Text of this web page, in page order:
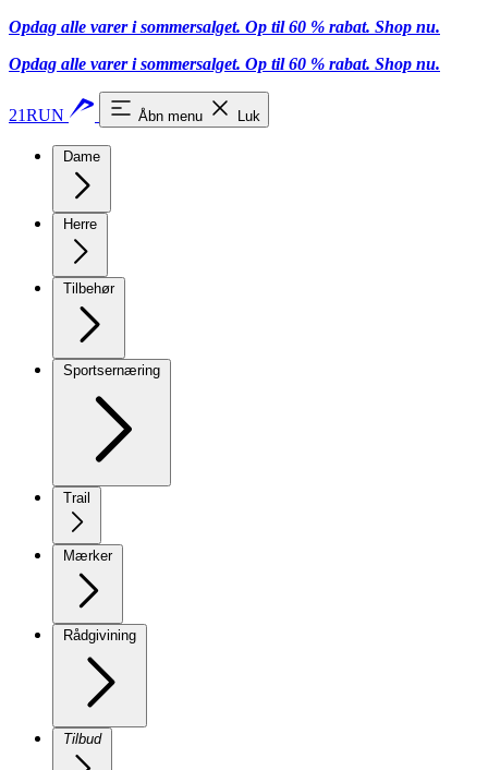
Opdag alle varer i sommersalget. Op til 60 % rabat. Shop nu.
Opdag alle varer i sommersalget. Op til 60 % rabat. Shop nu.
21RUN Åbn menu Luk
Dame
Herre
Tilbehør
Sportsernæring
Trail
Mærker
Rådgivining
Tilbud